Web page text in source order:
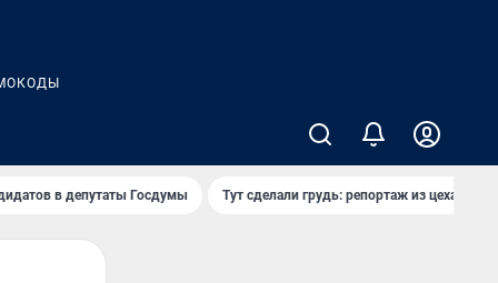
в депутаты Госдумы Тут сделали грудь: репортаж из цеха